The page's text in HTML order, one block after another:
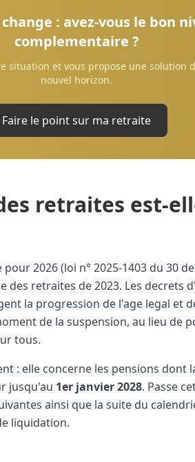
: avez-vous le bon
complementaire ?
situation et vous propose une solution
nouvel horizon.
Faire le point sur ma retraite
retraites est-
2026 (loi n° 2025-1403 du 30
retraites de 2023. Les decrets
la progression de l'age legal et
de la suspension, au lieu de
tous.
: elle concerne les pensions dont
jusqu'au 1er janvier 2028. Passe
ainsi que la suite du
liquidation.